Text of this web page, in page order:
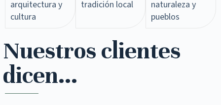
arquitectura y
cultura
tradición local
naturaleza y
pueblos
Nuestros clientes
dicen...